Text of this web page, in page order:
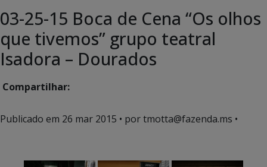
03-25-15 Boca de Cena “Os olhos
que tivemos” grupo teatral
Isadora – Dourados
Compartilhar:
Publicado em 26 mar 2015 • por tmotta@fazenda.ms •